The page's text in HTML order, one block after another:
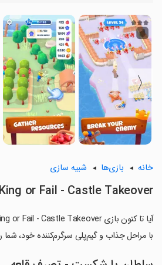
〈
خانه بازی‌ها شبیه سازی
King or Fail - Castle Takeover
با مراحل جذاب و گیم‌پلی سرگرم‌کننده خود، شما